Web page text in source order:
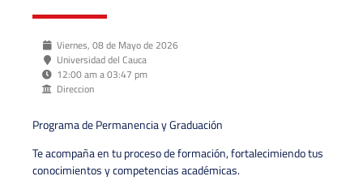
Viernes, 08 de Mayo de 2026
Universidad del Cauca
12:00 am a 03:47 pm
Direccion
Programa de Permanencia y Graduación
Te acompaña en tu proceso de formación, fortalecimiendo tus
conocimientos y competencias académicas.